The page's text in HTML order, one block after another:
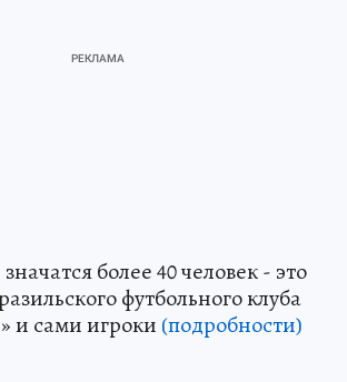
более 40 человек - это
футбольного клуба
и сами игроки (подробности)